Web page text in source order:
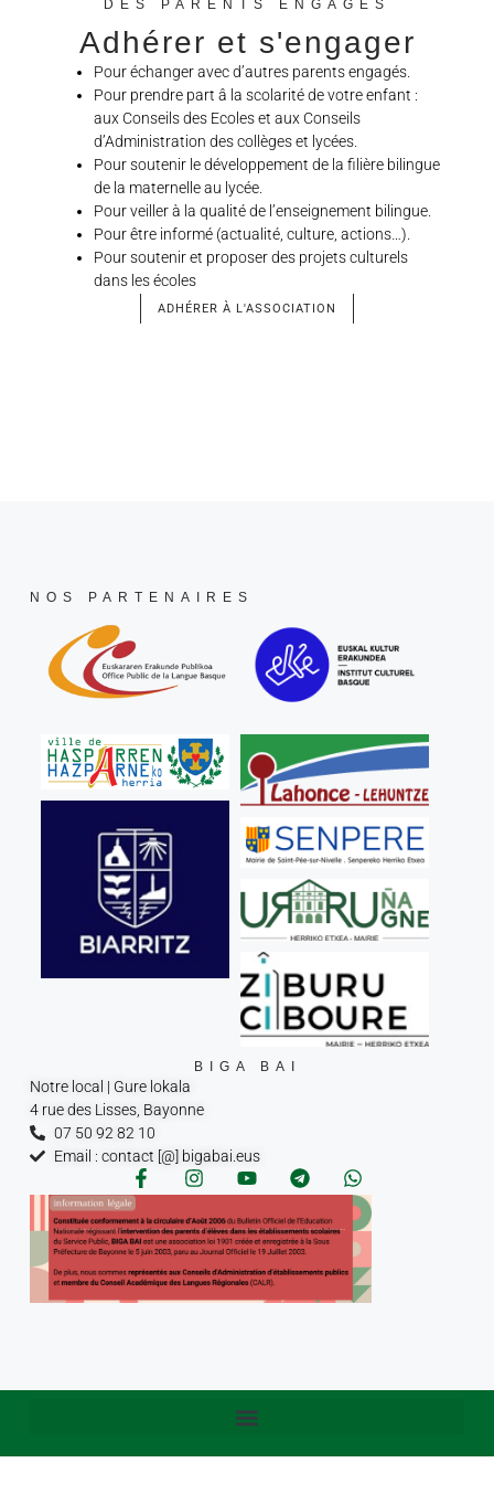
DES PARENTS ENGAGES
Adhérer et s'engager
Pour échanger avec d’autres parents engagés.
Pour prendre part â la scolarité de votre enfant :
aux Conseils des Ecoles et aux Conseils
d’Administration des collèges et lycées.
Pour soutenir le développement de la filière bilingue
de la maternelle au lycée.
Pour veiller à la qualité de l’enseignement bilingue.
Pour être informé (actualité, culture, actions…).
Pour soutenir et proposer des projets culturels
dans les écoles
ADHÉRER À L'ASSOCIATION
NOS PARTENAIRES
BIGA BAI
Notre local | Gure lokala
4 rue des Lisses, Bayonne
07 50 92 82 10
Email : contact [@] bigabai.eus